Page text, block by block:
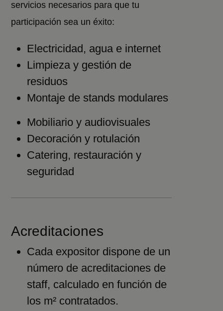
servicios necesarios para que tu
participación sea un éxito:
Electricidad, agua e internet
Limpieza y gestión de
residuos
Montaje de stands modulares
Mobiliario y audiovisuales
Decoración y rotulación
Catering, restauración y
seguridad
Acreditaciones
Cada expositor dispone de un
número de acreditaciones de
staff, calculado en función de
los m² contratados.